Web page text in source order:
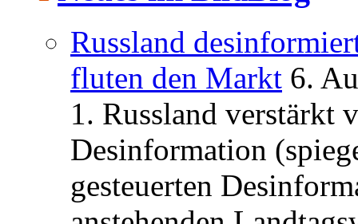
Russland
fluten den Markt 6.
1. Russland verstärkt
Desinformation
gesteuerten